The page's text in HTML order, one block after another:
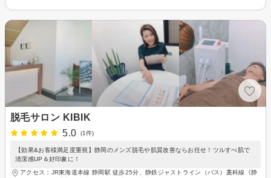
脱毛サロン KIBIK
5.0
(1件)
【効果&お客様満足度重視】静岡のメンズ脱毛や肌質改善ならお任せ！ツルすべ肌で
清潔感UP＆好印象に！
アクセス：JR東海道本線 静岡駅 徒歩25分、静鉄ジャストライン（バス）藁科線《静